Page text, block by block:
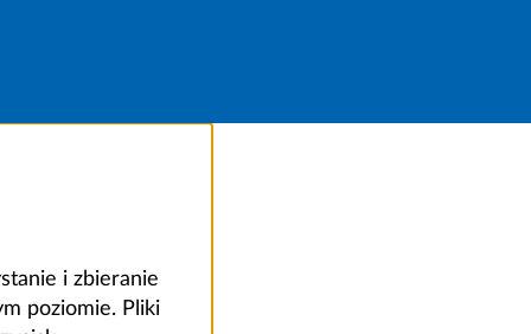
i zbieranie
poziomie. Pliki